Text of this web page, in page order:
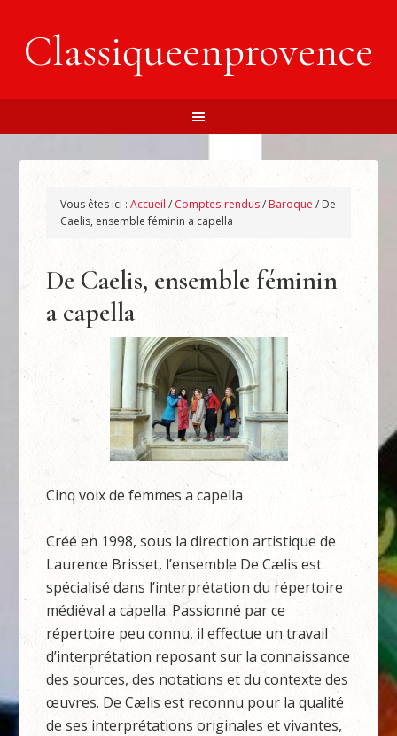
Classiqueenprovence
Vous êtes ici :Accueil / Comptes-rendus/ Baroque / De
Caelis, ensemble féminin a capella
De Caelis, ensemble féminin
a capella
Cinq voix de femmes a capella
Créé en 1998, sous la direction artistique de
Laurence Brisset, l’ensemble De Cælis est
spécialisé dans l’interprétation du répertoire
médiéval a capella. Passionné par ce
répertoire peu connu, il effectue un travail
d’interprétation reposant sur la connaissance
des sources, des notations et du contexte des
œuvres. De Cælis est reconnu pour la qualité
de ses interprétations originales et vivantes,